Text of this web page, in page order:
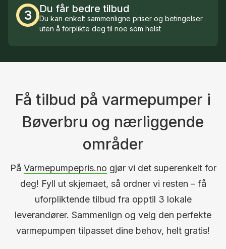
3 Du får bedre tilbud
Du kan enkelt sammenligne priser og betingelser
uten å forplikte deg til noe som helst
Få tilbud på varmepumper i
Bøverbru og nærliggende
områder
På Varmepumpepris.no gjør vi det superenkelt for
deg! Fyll ut skjemaet, så ordner vi resten – få
uforpliktende tilbud fra opptil 3 lokale
leverandører. Sammenlign og velg den perfekte
varmepumpen tilpasset dine behov, helt gratis!